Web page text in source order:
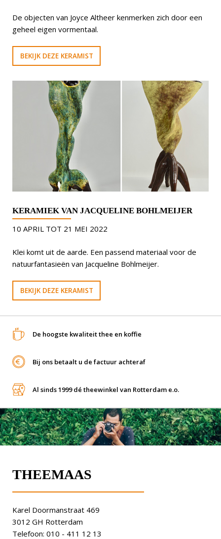
De objecten van Joyce Altheer kenmerken zich door een
geheel eigen vormentaal.
BEKIJK DEZE KERAMIST
KERAMIEK VAN JACQUELINE BOHLMEIJER
10 APRIL TOT 21 MEI 2022
Klei komt uit de aarde. Een passend materiaal voor de
natuurfantasieën van Jacqueline Bohlmeijer.
BEKIJK DEZE KERAMIST
De hoogste kwaliteit thee en koffie
Bij ons betaalt u de factuur achteraf
Al sinds 1999 dé theewinkel van Rotterdam e.o.
THEEMAAS
Karel Doormanstraat 469
3012 GH Rotterdam
Telefoon: 010 - 411 12 13